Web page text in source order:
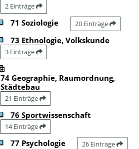
2 Einträge
71 Soziologie 20 Einträge
73 Ethnologie, Volkskunde
3 Einträge
74 Geographie, Raumordnung,
Städtebau
21 Einträge
76 Sportwissenschaft
14 Einträge
77 Psychologie 26 Einträge